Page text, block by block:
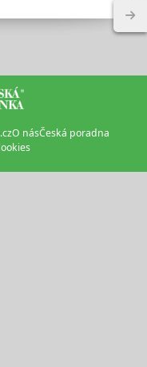
O násČeská poradna